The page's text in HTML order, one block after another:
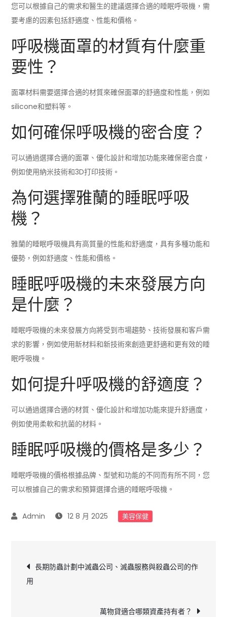
您可以根據自己的需求和醫生的建議選擇合適的睡眠呼吸機，需
要考慮的因素包括舒適度、性能和價格。
呼吸機面罩的材質有什麼重
要性？
面罩材料需要選擇合適的材質來確保面罩的舒適度和性能，例如
silicone和塑料等。
如何確保呼吸機的密合度？
可以通過選擇合適的面罩、優化設計和增加功能來確保密合度，
例如使用納米技術和3D打印技術。
為何選擇雅蘭的睡眠呼吸
機？
雅蘭的睡眠呼吸機具有高質量的性能和舒適度，具有多種功能和
優勢，例如舒適度、性能和價格。
睡眠呼吸機的未來發展方向
是什麼？
睡眠呼吸機的未來發展方向將受到市場趨勢、技術發展和客戶需
求的影響，例如使用新材料和新技術來創造更舒適和更有效的睡
眠呼吸機。
如何提升呼吸機的舒適度？
可以通過選擇合適的材質、優化設計和增加功能來提升舒適度，
例如使用柔軟和抗菌的材料。
睡眠呼吸機的價格是多少？
睡眠呼吸機的價格根據品牌、型號和功能的不同而有所不同，您
可以根據自己的需求和預算選擇合適的睡眠呼吸機。
12 8 月 2025 美容保健
文
章
長期防蟲計劃中滅蟲公司、滅蟲服務與殺蟲公司的作
用
萬物貸適合哪類資產持有者？